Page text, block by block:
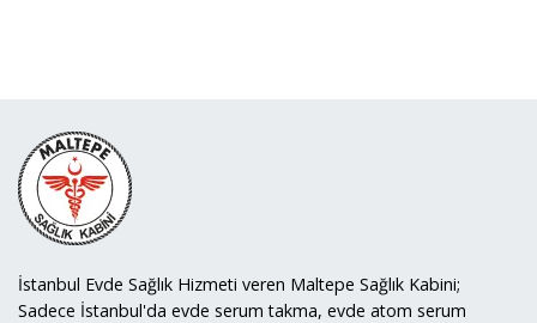
İstanbul Evde Sağlık Hizmeti veren Maltepe Sağlık Kabini;
Sadece İstanbul'da evde serum takma, evde atom serum